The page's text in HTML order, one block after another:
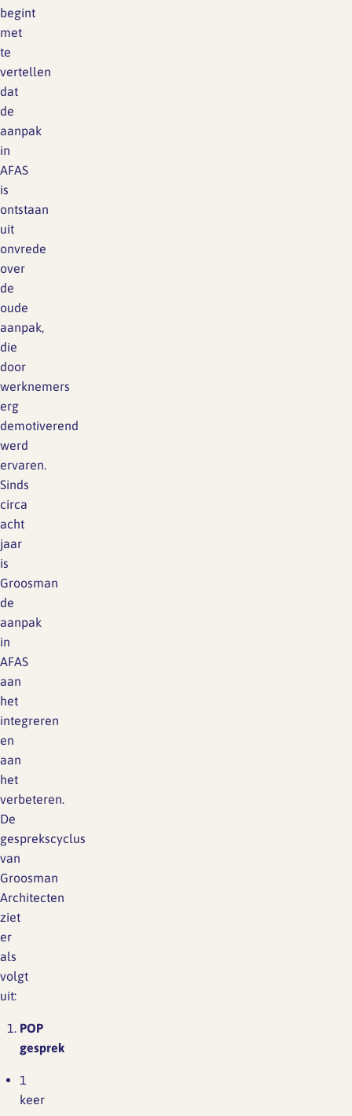
begint
met
te
vertellen
dat
de
aanpak
in
AFAS
is
ontstaan
uit
onvrede
over
de
oude
aanpak,
die
door
werknemers
erg
demotiverend
werd
ervaren.
Sinds
circa
acht
jaar
is
Groosman
de
aanpak
in
AFAS
aan
het
integreren
en
aan
het
verbeteren.
De
gesprekscyclus
van
Groosman
Architecten
ziet
er
als
volgt
uit:
POP
gesprek
1
keer